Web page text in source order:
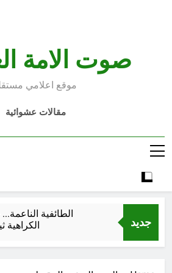
صوت الامة
موقع اعلامي
مقالات عشوائية
جديد
الطائفية
الكراهية